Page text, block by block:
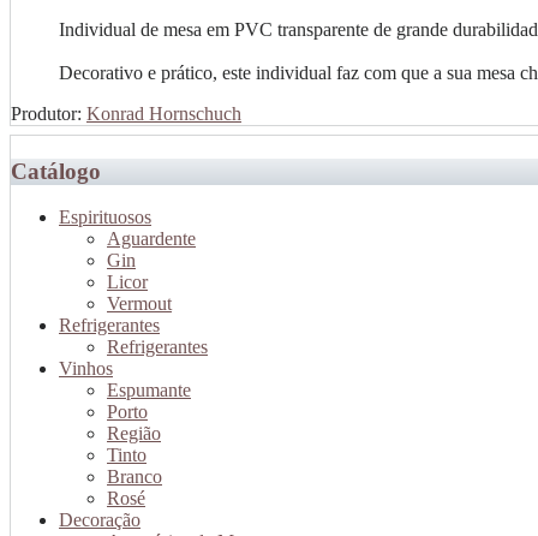
Individual de mesa em PVC transparente de grande
Decorativo e prático, este individual faz com que a sua mesa
Produtor: Konrad Hornschuch
Catálogo
Espirituosos
Aguardente
Gin
Licor
Vermout
Refrigerantes
Refrigerantes
Vinhos
Espumante
Porto
Região
Tinto
Branco
Rosé
Decoração